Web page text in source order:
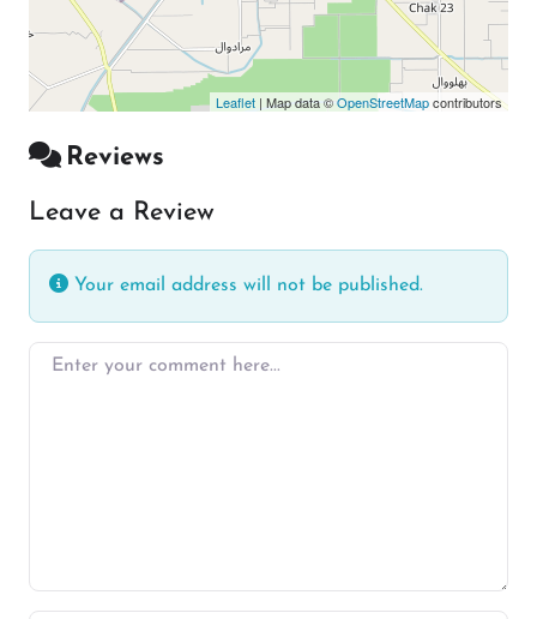
Leaflet | Map data ©OpenStreetMapcontributors
Reviews
Leave a Review
Your email address will not be published.
Enter your comment here…